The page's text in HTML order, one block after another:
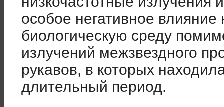
особое негативное
биологическую среду
излучений межзвездного
рукавов, в которых
длительный период.